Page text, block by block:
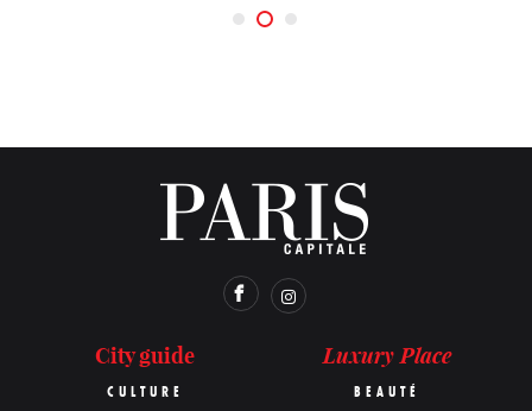
City guide
CULTURE
Luxury Place
BEAUTÉ